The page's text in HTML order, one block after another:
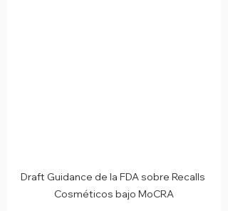
Draft Guidance de la FDA sobre Recalls
Cosméticos bajo MoCRA